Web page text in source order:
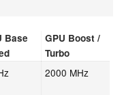
Base
GPU Boost /
Turbo
2000 MHz